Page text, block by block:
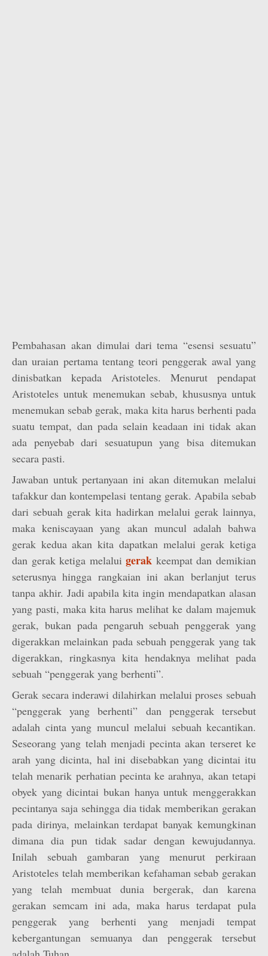
Pembahasan akan dimulai dari tema “esensi sesuatu”
dan uraian pertama tentang teori penggerak awal yang
dinisbatkan kepada Aristoteles. Menurut pendapat
Aristoteles untuk menemukan sebab, khususnya untuk
menemukan sebab gerak, maka kita harus berhenti pada
suatu tempat, dan pada selain keadaan ini tidak akan
ada penyebab dari sesuatupun yang bisa ditemukan
secara pasti.
Jawaban untuk pertanyaan ini akan ditemukan melalui
tafakkur dan kontempelasi tentang gerak. Apabila sebab
dari sebuah gerak kita hadirkan melalui gerak lainnya,
maka keniscayaan yang akan muncul adalah bahwa
gerak kedua akan kita dapatkan melalui gerak ketiga
dan gerak ketiga melaluigerak keempat dan demikian
seterusnya hingga rangkaian ini akan berlanjut terus
tanpa akhir. Jadi apabila kita ingin mendapatkan alasan
yang pasti, maka kita harus melihat ke dalam majemuk
gerak, bukan pada pengaruh sebuah penggerak yang
digerakkan melainkan pada sebuah penggerak yang tak
digerakkan, ringkasnya kita hendaknya melihat pada
sebuah “penggerak yang berhenti”.
Gerak secara inderawi dilahirkan melalui proses sebuah
“penggerak yang berhenti” dan penggerak tersebut
adalah cinta yang muncul melalui sebuah kecantikan.
Seseorang yang telah menjadi pecinta akan terseret ke
arah yang dicinta, hal ini disebabkan yang dicintai itu
telah menarik perhatian pecinta ke arahnya, akan tetapi
obyek yang dicintai bukan hanya untuk menggerakkan
pecintanya saja sehingga dia tidak memberikan gerakan
pada dirinya, melainkan terdapat banyak kemungkinan
dimana dia pun tidak sadar dengan kewujudannya.
Inilah sebuah gambaran yang menurut perkiraan
Aristoteles telah memberikan kefahaman sebab gerakan
yang telah membuat dunia bergerak, dan karena
gerakan semcam ini ada, maka harus terdapat pula
penggerak yang berhenti yang menjadi tempat
kebergantungan semuanya dan penggerak tersebut